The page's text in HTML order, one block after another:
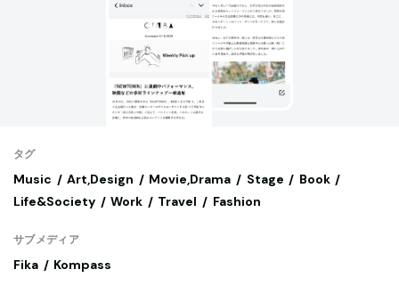
タグ
Music Art,Design Movie,Drama Stage
Book
Life&Society
Work Travel Fashion
サブメディア
Fika Kompass